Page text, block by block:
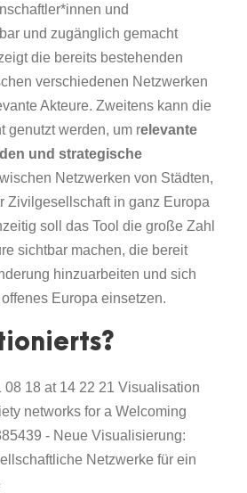
und
und zugänglich gemacht
die bereits bestehenden
verschiedenen Netzwerken
Akteure. Zweitens kann die
genutzt werden, um relevante
und strategische
Netzwerken von Städten,
Zivilgesellschaft in ganz Europa
soll das Tool die große Zahl
sichtbar machen, die bereit
hinzuarbeiten und sich
Europa einsetzen.